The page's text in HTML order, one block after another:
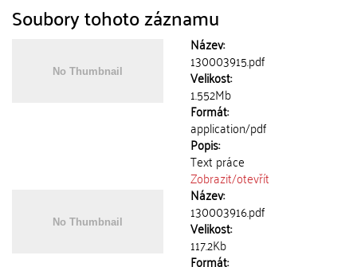
Soubory tohoto záznamu
Název:
130003915.pdf
Velikost:
1.552Mb
Formát:
application/pdf
Popis:
Text práce
Zobrazit/otevřít
Název:
130003916.pdf
Velikost:
117.2Kb
Formát: